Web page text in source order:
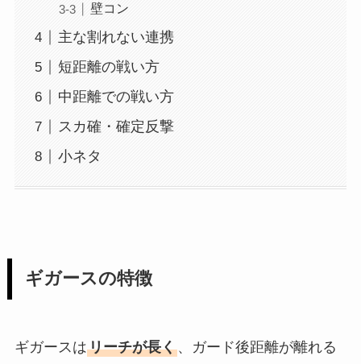
壁コン
主な割れない連携
短距離の戦い方
中距離での戦い方
スカ確・確定反撃
小ネタ
ギガースの特徴
ギガースはリーチが長く、ガード後距離が離れる